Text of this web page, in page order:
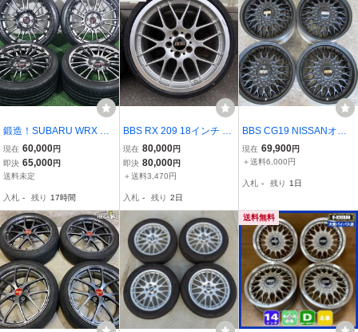
鍛造！SUBARU WRX STI
純正 オプション BBS RV
739 18インチ 8.5J +55 P
CD114.3-5H GVB GVF G
バック レヴォーグ
現在 60,000円
即決 65,000円
送料未定
入札 - 残り 17時間
BBS RX 209 18インチ 8.
5J＋10 KENDA KR20 21
5/35/18
現在 80,000円
即決 80,000円
＋送料3,470円
入札 - 残り 2日
BBS CG19 NISSANオプ
ション 16X6.5J+40 5/
114.3 【マッドブラッ
現在 69,900円
＋送料6,000円
入札 - 残り 1日
送料無料